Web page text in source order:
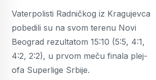
Vaterpolisti Radničkog iz Kragujevca
pobedili su na svom terenu Novi
Beograd rezultatom 15:10 (5:5, 4:1,
4:2, 2:2), u prvom meču finala plej-
ofa Superlige Srbije.